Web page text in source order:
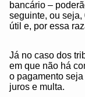
bancário –
seguinte, ou seja,
útil e, por essa
Já no caso dos
em que não há
o pagamento
juros e multa.